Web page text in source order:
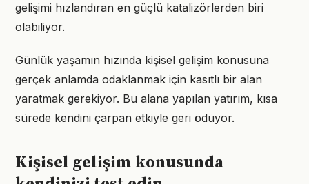
gelişimi hızlandıran en güçlü katalizörlerden biri
olabiliyor.
Günlük yaşamın hızında kişisel gelişim konusuna
gerçek anlamda odaklanmak için kasıtlı bir alan
yaratmak gerekiyor. Bu alana yapılan yatırım, kısa
sürede kendini çarpan etkiyle geri ödüyor.
Kişisel gelişim konusunda